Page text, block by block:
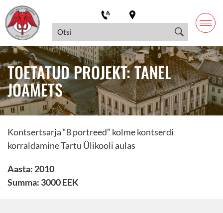
TOETATUD PROJEKT: TANEL
JOAMETS
Kontsertsarja “8 portreed” kolme kontserdi
korraldamine Tartu Ülikooli aulas
Aasta: 2010
Summa: 3000 EEK